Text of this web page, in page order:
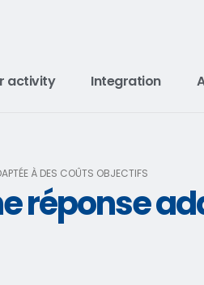
activity Integration
À DES COÛTS OBJECTIFS
réponse